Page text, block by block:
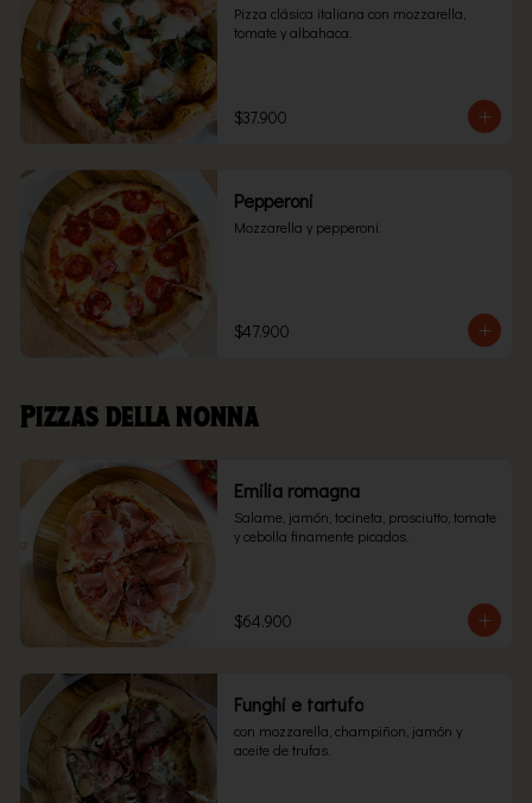
Pizza clásica italiana con mozzarella,
tomate y albahaca.
$37.900
Pepperoni
Mozzarella y pepperoni.
$47.900
Pizzas della nonna
Emilia romagna
Salame, jamón, tocineta, prosciutto, tomate
y cebolla finamente picados.
$64.900
Funghi e tartufo
con mozzarella, champiñon, jamón y
aceite de trufas.